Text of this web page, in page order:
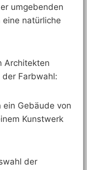
umgebenden
natürliche
Architekten
Farbwahl:
ein Gebäude von
Kunstwerk
der